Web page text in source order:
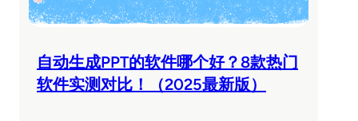
自动生成PPT的软件哪个好？8款热门
软件实测对比！（2025最新版）